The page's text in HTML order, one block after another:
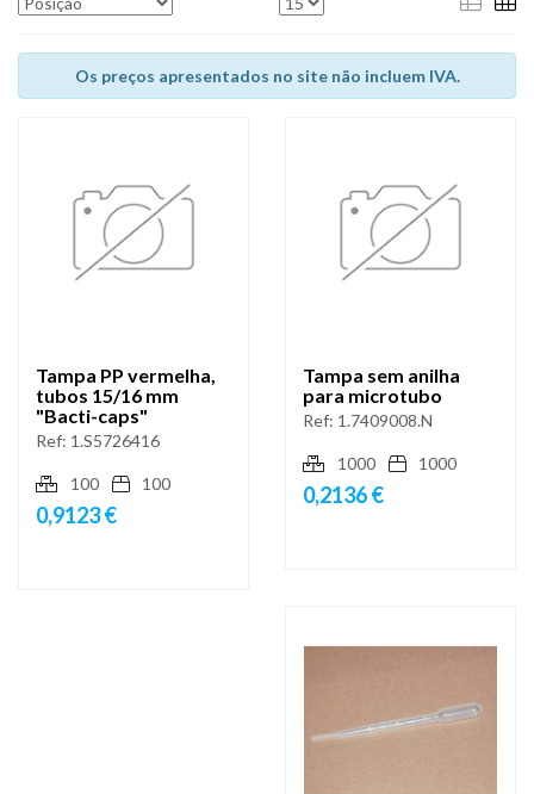
Os preços apresentados no site não incluem IVA.
Tampa PP vermelha,
tubos 15/16 mm
"Bacti-caps"
Ref: 1.S5726416
100 100
0,9123 €
Tampa sem anilha
para microtubo
Ref: 1.7409008.N
1000 1000
0,2136 €